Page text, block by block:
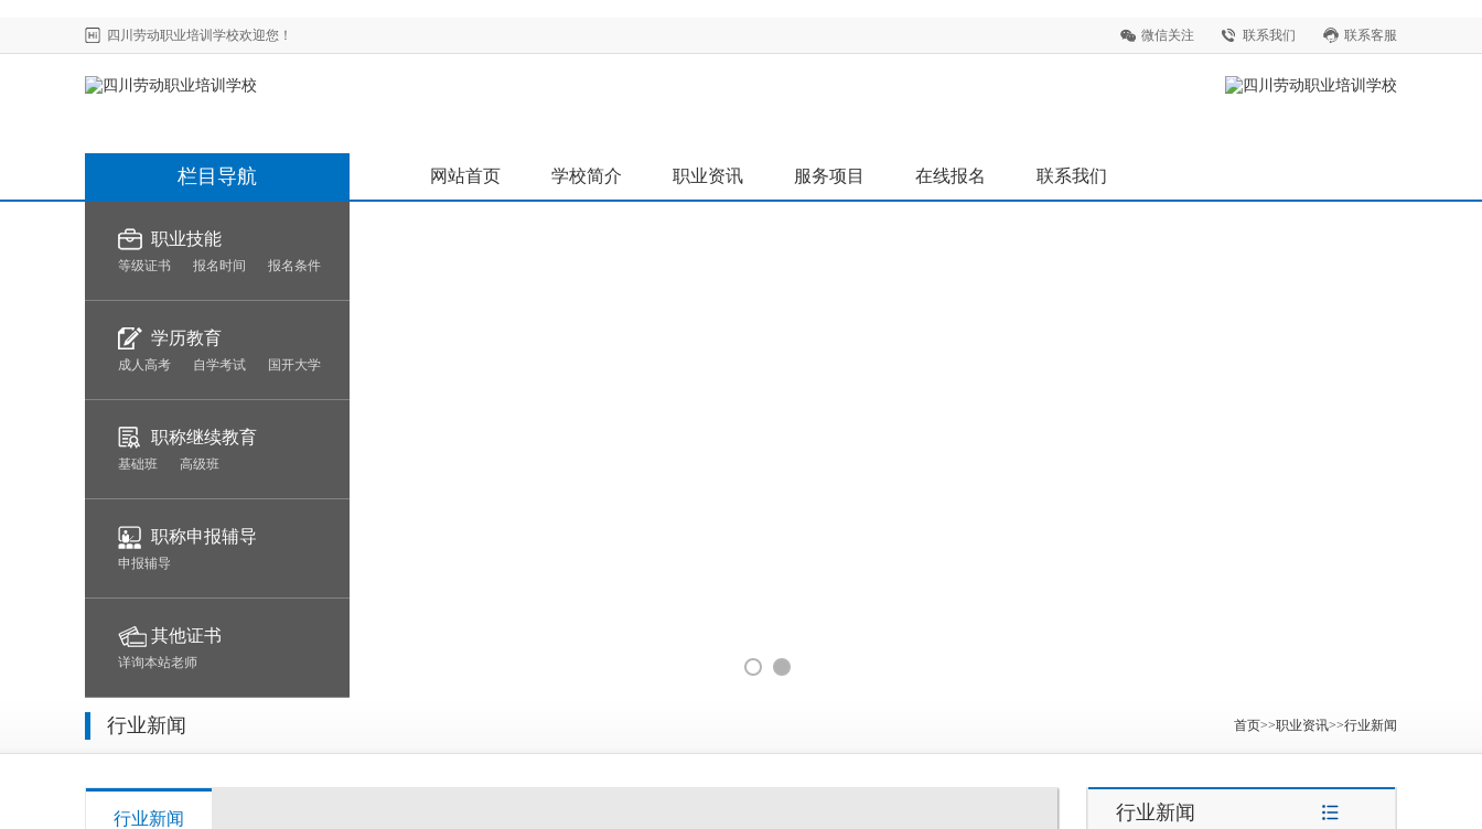
四川劳动职业培训学校欢迎您！ 微信关注 联系我们 联系客服
栏目导航 网站首页 学校简介 职业资讯 服务项目 在线报名 联系我们
职业技能
等级证书 报名时间 报名条件
学历教育
成人高考 自学考试 国开大学
职称继续教育
基础班 高级班
职称申报辅导
申报辅导
其他证书
详询本站老师
行业新闻 首页>>职业资讯>>行业新闻
行业新闻 行业新闻